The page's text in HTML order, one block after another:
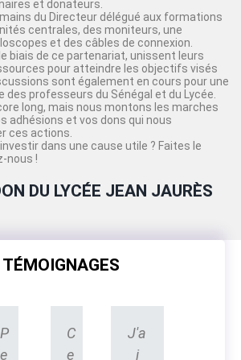
et donateurs.
du Directeur délégué aux formations
centrales, des moniteurs, une
et des câbles de connexion.
biais de ce partenariat, unissent leurs
pour atteindre les objectifs visés
sont également en cours pour une
professeurs du Sénégal et du Lycée.
long, mais nous montons les marches
adhésions et vos dons qui nous
ces actions.
dans une cause utile ? Faites le
nous !
DU LYCÉE JEAN JAURÈS
TÉMOIGNAGES
P
e
C
e
J'a
i